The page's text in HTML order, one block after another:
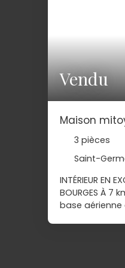
Vendu
Maison
3 pièces -
18390
3 pièces
Saint-
INTÉRIEUR EN
BOURGES À 7
base aérienne